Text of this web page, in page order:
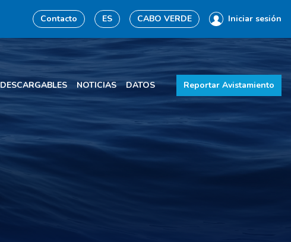
Contacto ES CABO VERDE Iniciar sesión
DESCARGABLES NOTICIAS DATOS Reportar Avistamiento